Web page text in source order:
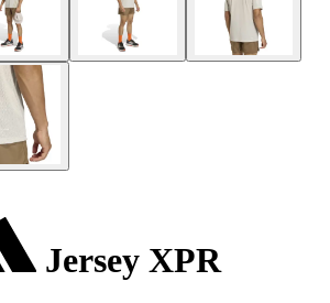
Jersey XPR